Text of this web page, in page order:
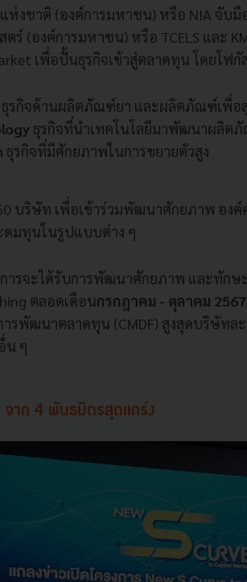
ห่งชาติ (องค์การมหาชน) หรือ NIA จับ
ร์ (องค์การมหาชน) หรือ TCELS และ
เพื่อปั้นธุรกิจเข้าสู่ตลาดทุน โดยโฟ
รกิจด้านผลิตภัณฑ์ยา และผลิตภัณฑ์เพื่อ
ธุรกิจที่นำเทคโนโลยีมาพัฒนาผลิต
ธุรกิจที่มีศักยภาพในการขยายตัวสูง
บริษัท เพื่อเข้าร่วมพัฒนาศักยภาพ อง
ดมทุนในรูปแบบต่าง ๆ
การจะได้รับการพัฒนาศักยภาพ และทักษ
ตลอดเดือนกรกฎาคม - ตุลาคม 2567
ารพัฒนาตลาดทุน (CMDF) สูงสุดบริษัทละ
น ๆ
จาก 4 พันธมิตรสุดแกร่ง